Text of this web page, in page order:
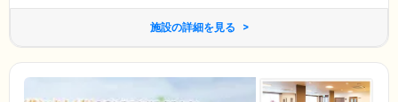
施設の詳細を見る